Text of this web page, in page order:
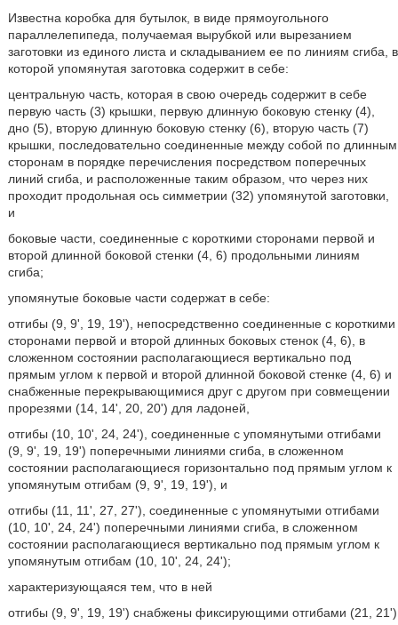
Известна коробка для бутылок, в виде прямоугольного
параллелепипеда, получаемая вырубкой или вырезанием
заготовки из единого листа и складыванием ее по линиям сгиба, в
которой упомянутая заготовка содержит в себе:
центральную часть, которая в свою очередь содержит в себе
первую часть (3) крышки, первую длинную боковую стенку (4),
дно (5), вторую длинную боковую стенку (6), вторую часть (7)
крышки, последовательно соединенные между собой по длинным
сторонам в порядке перечисления посредством поперечных
линий сгиба, и расположенные таким образом, что через них
проходит продольная ось симметрии (32) упомянутой заготовки,
и
боковые части, соединенные с короткими сторонами первой и
второй длинной боковой стенки (4, 6) продольными линиям
сгиба;
упомянутые боковые части содержат в себе:
отгибы (9, 9', 19, 19'), непосредственно соединенные с короткими
сторонами первой и второй длинных боковых стенок (4, 6), в
сложенном состоянии располагающиеся вертикально под
прямым углом к первой и второй длинной боковой стенке (4, 6) и
снабженные перекрывающимися друг с другом при совмещении
прорезями (14, 14', 20, 20') для ладоней,
отгибы (10, 10', 24, 24'), соединенные с упомянутыми отгибами
(9, 9', 19, 19') поперечными линиями сгиба, в сложенном
состоянии располагающиеся горизонтально под прямым углом к
упомянутым отгибам (9, 9', 19, 19'), и
отгибы (11, 11', 27, 27'), соединенные с упомянутыми отгибами
(10, 10', 24, 24') поперечными линиями сгиба, в сложенном
состоянии располагающиеся вертикально под прямым углом к
упомянутым отгибам (10, 10', 24, 24');
характеризующаяся тем, что в ней
отгибы (9, 9', 19, 19') снабжены фиксирующими отгибами (21, 21')